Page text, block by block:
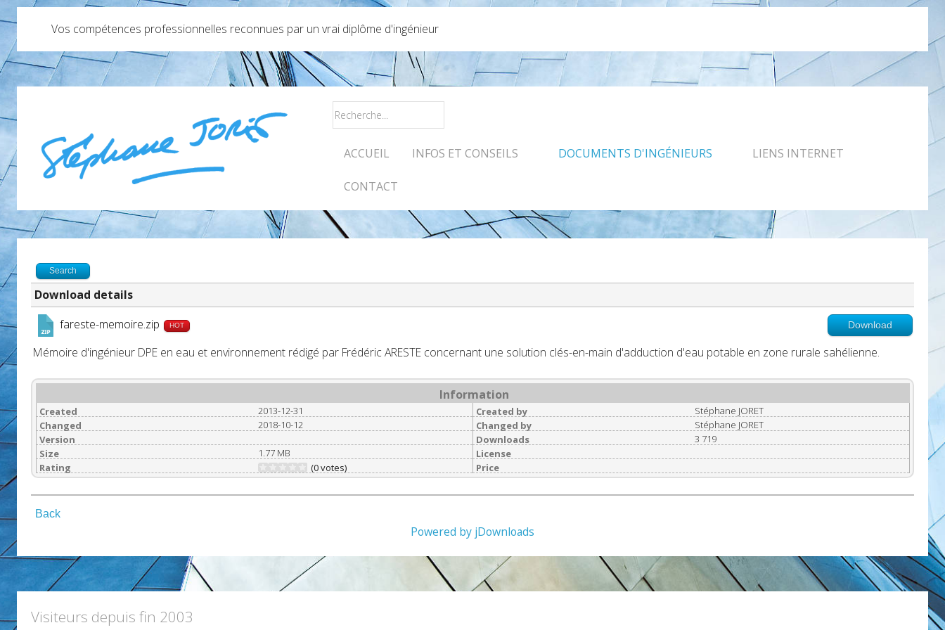
Vos compétences professionnelles reconnues par un vrai diplôme d'ingénieur
ACCUEIL INFOS ET CONSEILS DOCUMENTS D'INGÉNIEURS LIENS INTERNET
CONTACT
Search
Download details
fareste-memoire.zip
HOT Download
Mémoire d'ingénieur DPE en eau et environnement rédigé par Frédéric ARESTE concernant une solution clés-en-main d'adduction d'eau potable en zone rurale sahélienne.
Information
Created
2013-12-31
Changed
2018-10-12
Version
Size
1.77 MB
Rating
(0 votes)
Created by
Stéphane JORET
Changed by
Stéphane JORET
Downloads
3 719
License
Price
Back
Powered by jDownloads
Visiteurs depuis fin 2003